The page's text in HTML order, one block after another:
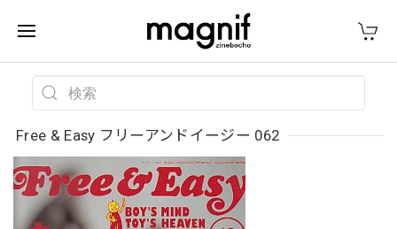
Free & Easy フリーアンドイージー 062